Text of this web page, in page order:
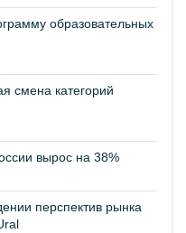
образовательных
смена категорий
вырос на 38%
перспектив рынка